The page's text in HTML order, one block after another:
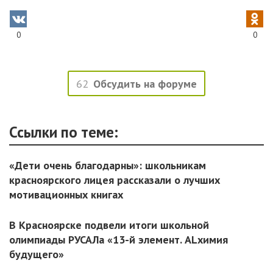
0 0
62 Обсудить на форуме
Ссылки по теме:
«Дети очень благодарны»: школьникам
красноярского лицея рассказали о лучших
мотивационных книгах
В Красноярске подвели итоги школьной
олимпиады РУСАЛа «13-й элемент. ALхимия
будущего»